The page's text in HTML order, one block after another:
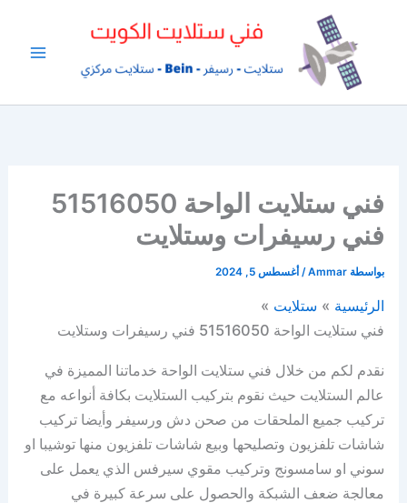
فني ستلايت الواحة 51516050
فني رسيفرات وستلايت
بواسطة Ammar
/ أغسطس 5, 2024
الرئيسية
ستلايت
فني ستلايت الواحة 51516050 فني رسيفرات وستلايت
نقدم لكم من خلال فني ستلايت الواحة خدماتنا المميزة في
عالم الستلايت حيث نقوم بتركيب الستلايت بكافة أنواعه مع
تركيب جميع الملحقات من صحن دش ورسيفر وأيضا تركيب
شاشات تلفزيون وتصليحها وبيع شاشات تلفزيون منها توشيبا او
سوني او سامسونج وتركيب مقوي سيرفس الذي يعمل على
معالجة ضعف الشبكة والحصول على سرعة كبيرة في